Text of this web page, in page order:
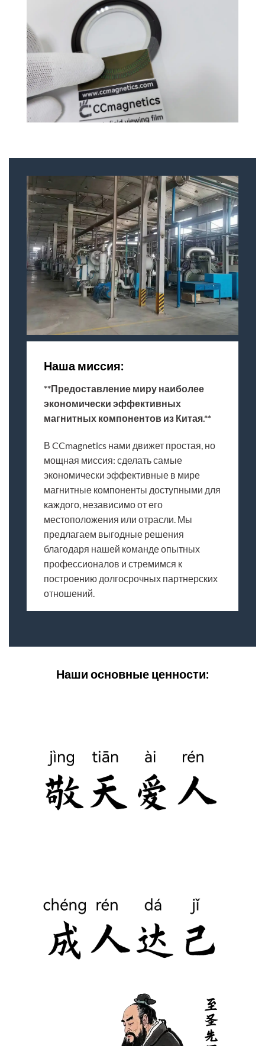
Наша миссия:
**Предоставление миру наиболее
экономически эффективных
магнитных компонентов из Китая.**
В CCmagnetics нами движет простая, но
мощная миссия: сделать самые
экономически эффективные в мире
магнитные компоненты доступными для
каждого, независимо от его
местоположения или отрасли. Мы
предлагаем выгодные решения
благодаря нашей команде опытных
профессионалов и стремимся к
построению долгосрочных партнерских
отношений.
Наши основные ценности: